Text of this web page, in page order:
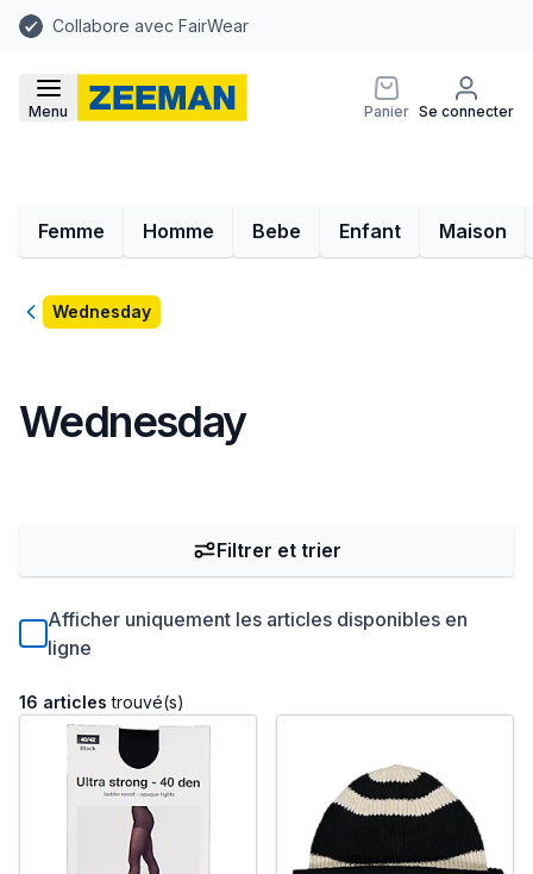
Collabore avec FairWear
Menu Panier Se connecter
Femme Homme Bebe Enfant Maison
RetourWednesday
Wednesday
Afficher uniquement les articles disponibles en
ligne
16 articles trouvé(s)
Filtrer et trier